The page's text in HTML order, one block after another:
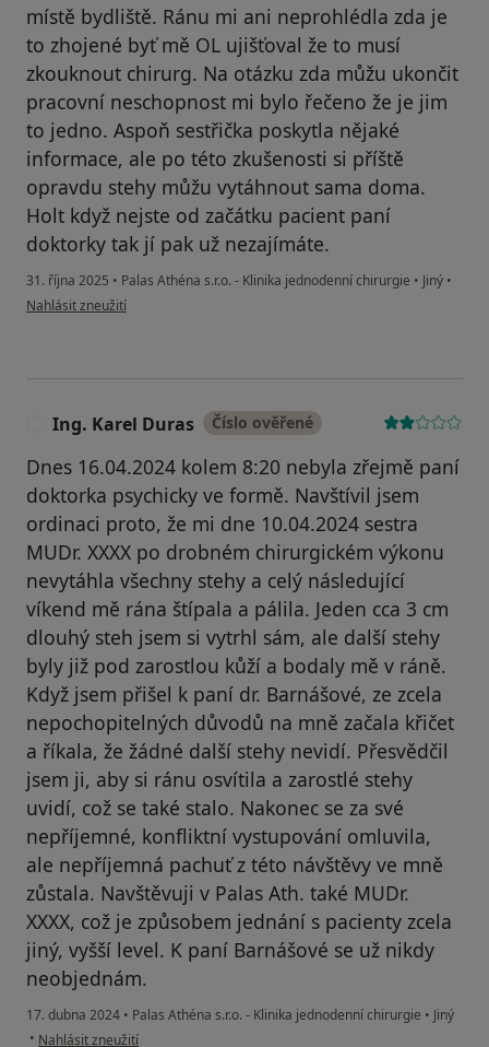
místě bydliště. Ránu mi ani neprohlédla zda je
to zhojené byť mě OL ujišťoval že to musí
zkouknout chirurg. Na otázku zda můžu ukončit
pracovní neschopnost mi bylo řečeno že je jim
to jedno. Aspoň sestřička poskytla nějaké
informace, ale po této zkušenosti si příště
opravdu stehy můžu vytáhnout sama doma.
Holt když nejste od začátku pacient paní
doktorky tak jí pak už nezajímáte.
31. října 2025 • Palas Athéna s.r.o. - Klinika jednodenní chirurgie • Jiný •
podle názoru uživatele EHC
Nahlásit zneužití
Ing. Karel Duras Číslo ověřené
Dnes 16.04.2024 kolem 8:20 nebyla zřejmě paní
doktorka psychicky ve formě. Navštívil jsem
ordinaci proto, že mi dne 10.04.2024 sestra
MUDr. XXXX po drobném chirurgickém výkonu
nevytáhla všechny stehy a celý následující
víkend mě rána štípala a pálila. Jeden cca 3 cm
dlouhý steh jsem si vytrhl sám, ale další stehy
byly již pod zarostlou kůží a bodaly mě v ráně.
Když jsem přišel k paní dr. Barnášové, ze zcela
nepochopitelných důvodů na mně začala křičet
a říkala, že žádné další stehy nevidí. Přesvědčil
jsem ji, aby si ránu osvítila a zarostlé stehy
uvidí, což se také stalo. Nakonec se za své
nepříjemné, konfliktní vystupování omluvila,
ale nepříjemná pachuť z této návštěvy ve mně
zůstala. Navštěvuji v Palas Ath. také MUDr.
XXXX, což je způsobem jednání s pacienty zcela
jiný, vyšší level. K paní Barnášové se už nikdy
neobjednám.
17. dubna 2024 • Palas Athéna s.r.o. - Klinika jednodenní chirurgie • Jiný
• podle názoru uživatele Ing. Karel Duras
Nahlásit zneužití